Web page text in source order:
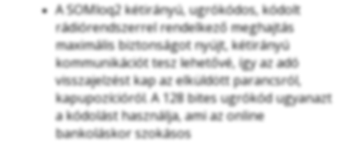
A SOMloq2 kétirányú, ugrókódos, kódolt
rádiórendszerrel rendelkező meghajtás
maximális biztonságot nyújt, kétirányú
kommunikációt tesz lehetővé, így az adó
visszajelzést kap az elküldött parancsról,
kapupozícióról. A 128 bites ugrókód ugyanazt
a kódolást használja, ami az online
bankoláskor szokásos